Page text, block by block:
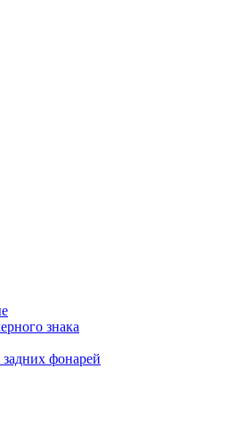
знака
задних фонарей